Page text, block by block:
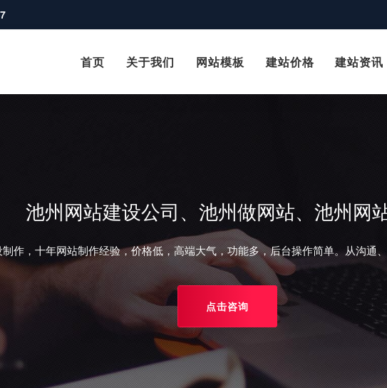
首页 关于我们 网站模板 建站价格 建站资讯
池州网站建设公司、池州做网站、池州网
作，十年网站制作经验，价格低，高端大气，功能多，后台操作简单。从沟通
点击咨询